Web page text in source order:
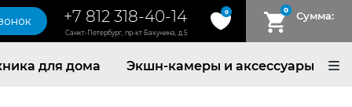
+7 812 318-40-14
Санкт-Петербург, пр-кт Бакунина, д.5
0 0 Сумма:
для дома Экшн-камеры и аксессуары